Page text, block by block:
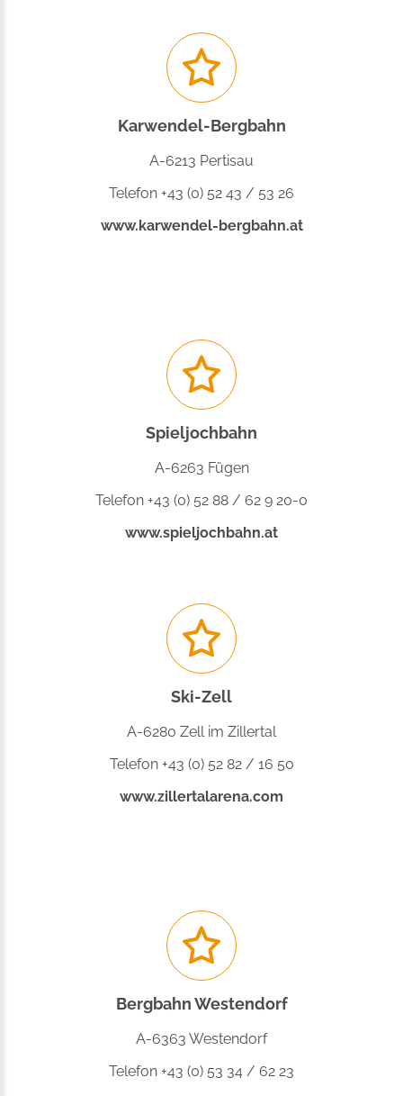
Karwendel-Bergbahn
A-6213 Pertisau
Telefon +43 (0) 52 43 / 53 26
www.karwendel-bergbahn.at
Spieljochbahn
A-6263 Fügen
Telefon +43 (0) 52 88 / 62 9 20-0
www.spieljochbahn.at
Ski-Zell
A-6280 Zell im Zillertal
Telefon +43 (0) 52 82 / 16 50
www.zillertalarena.com
Bergbahn Westendorf
A-6363 Westendorf
Telefon +43 (0) 53 34 / 62 23